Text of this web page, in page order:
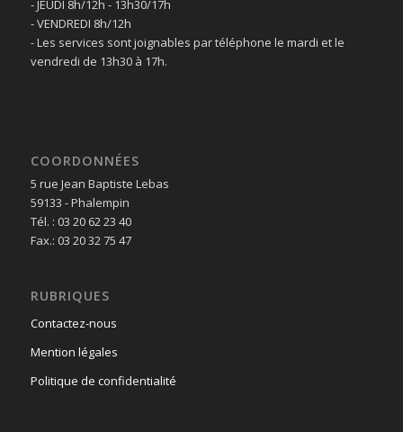
- JEUDI 8h/12h - 13h30/17h
- VENDREDI 8h/12h
- Les services sont joignables par téléphone le mardi et le
vendredi de 13h30 à 17h.
COORDONNÉES
5 rue Jean Baptiste Lebas
59133 - Phalempin
Tél. : 03 20 62 23 40
Fax.: 03 20 32 75 47
RUBRIQUES
Contactez-nous
Mention légales
Politique de confidentialité